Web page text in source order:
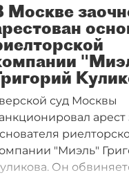
Москве
суд Москвы
арест
"Миэль"
Он